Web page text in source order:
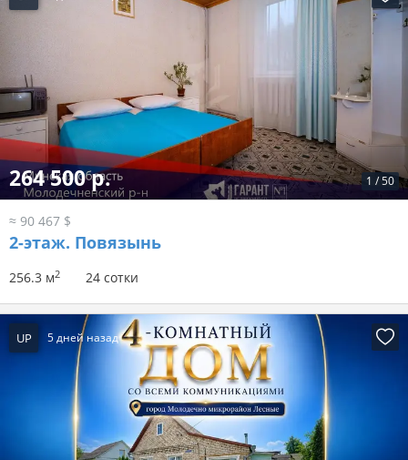
1 /50
264 500 р.
≈ 90 467 $
2-этаж. Повязынь
256.3 м2 24 сотки
UP 5 дней назад